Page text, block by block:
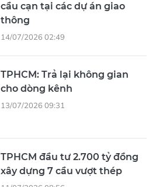
cầu cạn tại các dự án giao
thông
14/07/2026 02:49
TPHCM: Trả lại không gian
cho dòng kênh
13/07/2026 09:31
TPHCM đầu tư 2.700 tỷ đồng
xây dựng 7 cầu vượt thép